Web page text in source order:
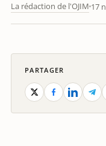
La rédaction de l'OJIM 17
PARTAGER